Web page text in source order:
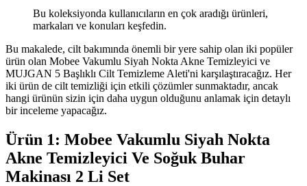
Bu koleksiyonda kullanıcıların en çok aradığı ürünleri,
markaları ve konuları keşfedin.
Bu makalede, cilt bakımında önemli bir yere sahip olan iki popüler
ürün olan Mobee Vakumlu Siyah Nokta Akne Temizleyici ve
MUJGAN 5 Başlıklı Cilt Temizleme Aleti'ni karşılaştıracağız. Her
iki ürün de cilt temizliği için etkili çözümler sunmaktadır, ancak
hangi ürünün sizin için daha uygun olduğunu anlamak için detaylı
bir inceleme yapacağız.
Ürün 1: Mobee Vakumlu Siyah Nokta
Akne Temizleyici Ve Soğuk Buhar
Makinası 2 Li Set